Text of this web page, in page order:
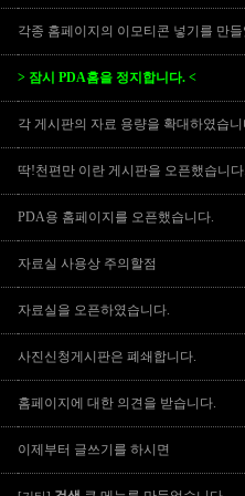
각종 홈페이지의 이모티콘 넣기를 만
> 잠시 PDA홈을 정지합니다. <
각 게시판의 자료 용량을 확대하였습니
딱!천편만 이란 게시판을 오픈했습니다.
PDA용 홈페이지를 오픈했습니다.
자료실 사용상 주의할점
자료실을 오픈하였습니다.
사진신청게시판은 폐쇄합니다.
홈페이지에 대한 의견을 받습니다.
이제부터 글쓰기를 하시면